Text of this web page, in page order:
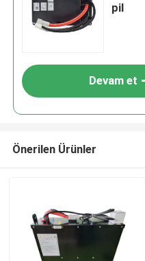
pil
Devam et
Önerilen Ürünler